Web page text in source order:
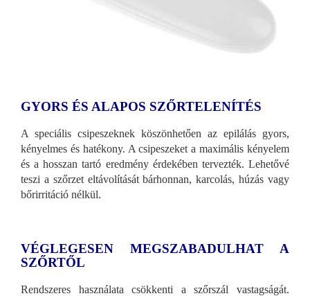
GYORS ÉS ALAPOS SZŐRTELENÍTÉS
A speciális csipeszeknek köszönhetően az epilálás gyors,
kényelmes és hatékony. A csipeszeket a maximális kényelem
és a hosszan tartó eredmény érdekében tervezték. Lehetővé
teszi a szőrzet eltávolítását bárhonnan, karcolás, húzás vagy
bőrirritáció nélkül.
VÉGLEGESEN MEGSZABADULHAT A
SZŐRTŐL
Rendszeres használata csökkenti a szőrszál vastagságát.